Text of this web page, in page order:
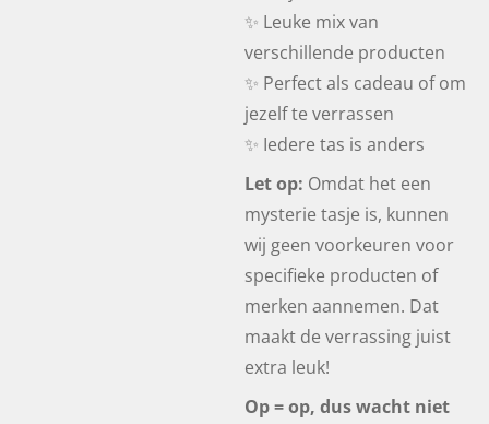
✨ Leuke mix van
verschillende producten
✨ Perfect als cadeau of om
jezelf te verrassen
✨ Iedere tas is anders
Let op: Omdat het een
mysterie tasje is, kunnen
wij geen voorkeuren voor
specifieke producten of
merken aannemen. Dat
maakt de verrassing juist
extra leuk!
Op = op, dus wacht niet